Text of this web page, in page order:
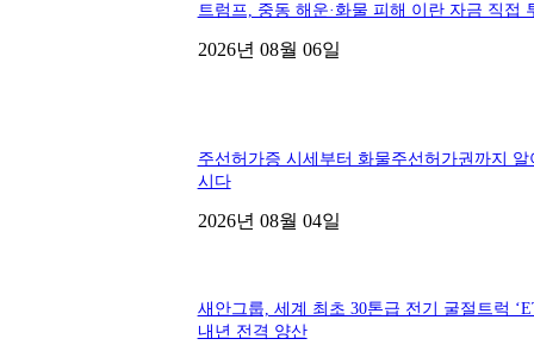
트럼프, 중동 해운·화물 피해 이란 자금 직접
2026년 08월 06일
주선허가증 시세부터 화물주선허가권까지 알
시다
2026년 08월 04일
새안그룹, 세계 최초 30톤급 전기 굴절트럭
내년 전격 양산